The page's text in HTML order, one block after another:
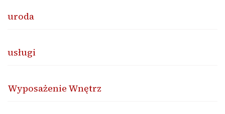
uroda
usługi
Wyposażenie Wnętrz